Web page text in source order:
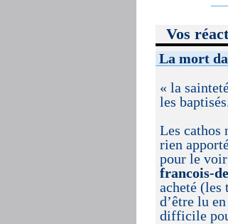
Vos
La mort
« la
les
Les cathos
rien
pour le
francois-
acheté (les
d’être lu
difficile